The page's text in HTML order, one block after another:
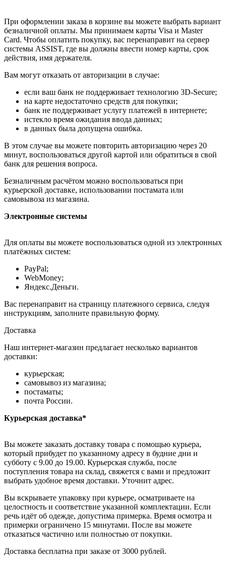
При оформлении заказа в корзине вы можете выбрать вариант
безналичной оплаты. Мы принимаем карты Visa и Master
Card. Чтобы оплатить покупку, вас перенаправит на сервер
системы ASSIST, где вы должны ввести номер карты, срок
действия, имя держателя.
Вам могут отказать от авторизации в случае:
если ваш банк не поддерживает технологию 3D-Secure;
на карте недостаточно средств для покупки;
банк не поддерживает услугу платежей в интернете;
истекло время ожидания ввода данных;
в данных была допущена ошибка.
В этом случае вы можете повторить авторизацию через 20
минут, воспользоваться другой картой или обратиться в свой
банк для решения вопроса.
Безналичным расчётом можно воспользоваться при
курьерской доставке, использовании постамата или
самовывоза из магазина.
Электронные системы
Для оплаты вы можете воспользоваться одной из электронных
платёжных систем:
PayPal;
WebMoney;
Яндекс.Деньги.
Вас перенаправит на страницу платежного сервиса, следуя
инструкциям, заполните правильную форму.
Доставка
Наш интернет-магазин предлагает несколько вариантов
доставки:
курьерская;
самовывоз из магазина;
постаматы;
почта России.
Курьерская доставка*
Вы можете заказать доставку товара с помощью курьера,
который прибудет по указанному адресу в будние дни и
субботу с 9.00 до 19.00. Курьерская служба, после
поступления товара на склад, свяжется с вами и предложит
выбрать удобное время доставки. Уточнит адрес.
Вы вскрываете упаковку при курьере, осматриваете на
целостность и соответствие указанной комплектации. Если
речь идёт об одежде, допустима примерка. Время осмотра и
примерки ограничено 15 минутами. После вы можете
отказаться частично или полностью от покупки.
Доставка бесплатна при заказе от 3000 рублей.